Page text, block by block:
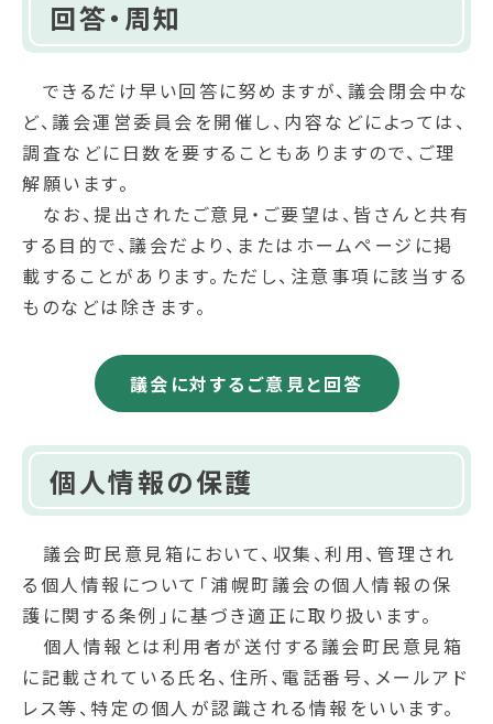
回答・周知
できるだけ早い回答に努めますが、議会閉会中な
ど、議会運営委員会を開催し、内容などによっては、
調査などに日数を要することもありますので、ご理
解願います。
なお、提出されたご意見・ご要望は、皆さんと共有
する目的で、議会だより、またはホームページに掲
載することがあります。ただし、注意事項に該当する
ものなどは除きます。
議会に対するご意見と回答
個人情報の保護
議会町民意見箱において、収集、利用、管理され
る個人情報について「浦幌町議会の個人情報の保
護に関する条例」に基づき適正に取り扱います。
個人情報とは利用者が送付する議会町民意見箱
に記載されている氏名、住所、電話番号、メールアド
レス等、特定の個人が認識される情報をいいます。